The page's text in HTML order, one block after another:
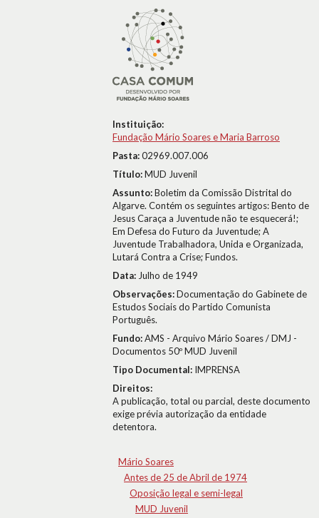
Instituição:
Fundação Mário Soares e Maria Barroso
Pasta:02969.007.006
Título:MUD Juvenil
Assunto:Boletim da Comissão Distrital do
Algarve. Contém os seguintes artigos: Bento de
Jesus Caraça a Juventude não te esquecerá!;
Em Defesa do Futuro da Juventude; A
Juventude Trabalhadora, Unida e Organizada,
Lutará Contra a Crise; Fundos.
Data: Julho de 1949
Observações:Documentação do Gabinete de
Estudos Sociais do Partido Comunista
Português.
Fundo:AMS - Arquivo Mário Soares / DMJ -
Documentos 50º MUD Juvenil
Tipo Documental: IMPRENSA
Direitos:
A publicação, total ou parcial, deste documento
exige prévia autorização da entidade
detentora.
Mário Soares
Antes de 25 de Abril de 1974
Oposição legal e semi-legal
MUD Juvenil